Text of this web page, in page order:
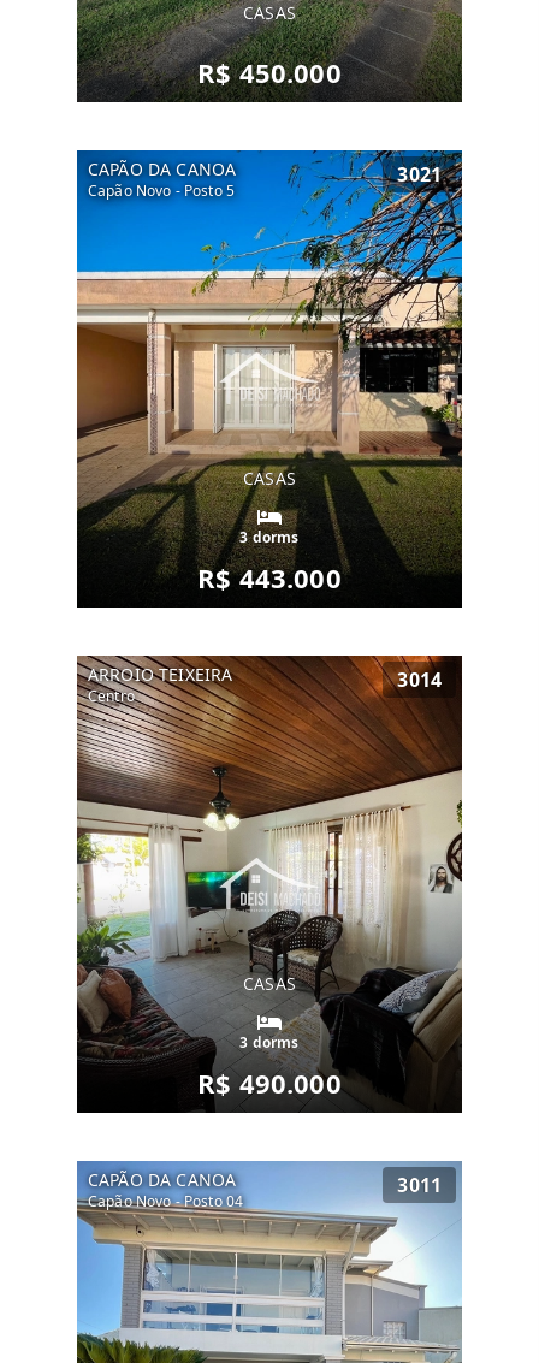
CASAS
R$ 450.000
CAPÃO DA CANOA
Capão Novo - Posto 5
3021
CASAS
3 dorms
R$ 443.000
ARROIO TEIXEIRA
Centro
3014
CASAS
3 dorms
R$ 490.000
CAPÃO DA CANOA
Capão Novo - Posto 04
3011